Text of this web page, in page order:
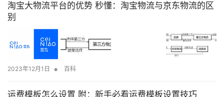
感情也会淡薄。你不要指望他会帮你多少，能赚他的钱你就赚，你
不要有…
淘宝大物流平台的优势 秒懂：淘宝物流与京东物流的区
别
2023年12月1日 • 百科
运费模板怎么设置 附：新手必看运费模板设置技巧